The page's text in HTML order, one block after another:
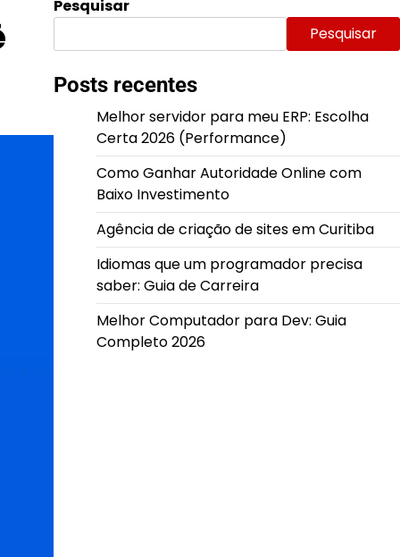
Pesquisar
Pesquisar
Posts recentes
Melhor servidor para meu ERP: Escolha
Certa 2026 (Performance)
Como Ganhar Autoridade Online com
Baixo Investimento
Agência de criação de sites em Curitiba
Idiomas que um programador precisa
saber: Guia de Carreira
Melhor Computador para Dev: Guia
Completo 2026